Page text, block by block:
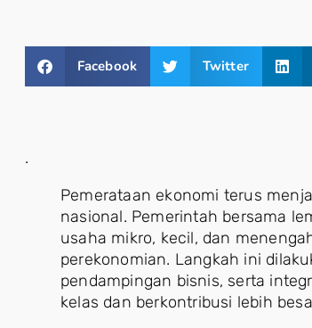
Facebook Twitter
.
Pemerataan ekonomi terus
nasional. Pemerintah bersama
usaha mikro, kecil, dan
perekonomian. Langkah ini
pendampingan bisnis, serta
kelas dan berkontribusi lebih